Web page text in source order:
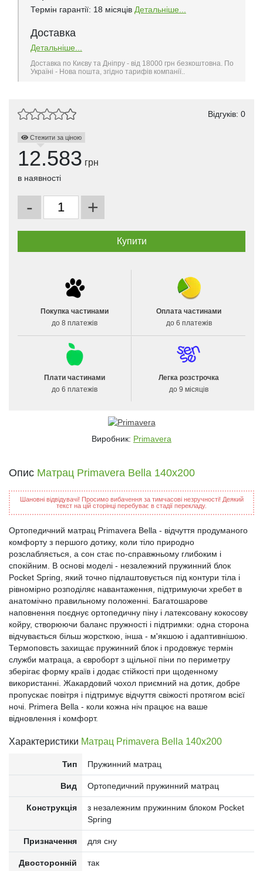
Термін гарантії: 18 місяців Детальніше...
Доставка
Детальніше...
Доставка по Києву та Дніпру - від 18000 грн безкоштовна. По
Україні - Нова пошта, згідно тарифів компанії..
Відгуків: 0
Стежити за ціною
12.583 грн
в наявності
- +
Покупка частинами
до 8 платежів
Оплата частинами
до 6 платежів
Плати частинами
до 6 платежів
Легка розстрочка
до 9 місяців
Виробник: Primavera
Опис Матрац Primavera Bella 140x200
Шановні відвідувачі! Просимо вибачення за тимчасові незручності! Деякий
текст на цій сторінці перебуває в стадії перекладу.
Ортопедичний матрац Primavera Bella - відчуття продуманого
комфорту з першого дотику, коли тіло природно
розслабляється, а сон стає по-справжньому глибоким і
спокійним. В основі моделі - незалежний пружинний блок
Pocket Spring, який точно підлаштовується під контури тіла і
рівномірно розподіляє навантаження, підтримуючи хребет в
анатомічно правильному положенні. Багатошарове
наповнення поєднує ортопедичну піну і латексовану кокосову
койру, створюючи баланс пружності і підтримки: одна сторона
відчувається більш жорсткою, інша - м'якшою і адаптивнішою.
Термоповсть захищає пружинний блок і продовжує термін
служби матраца, а євроборт з щільної піни по периметру
зберігає форму країв і додає стійкості при щоденному
використанні. Жакардовий чохол приємний на дотик, добре
пропускає повітря і підтримує відчуття свіжості протягом всієї
ночі. Primera Bella - коли кожна ніч працює на ваше
відновлення і комфорт.
Характеристики Матрац Primavera Bella 140x200
Тип Пружинний матрац
Вид Ортопедичний пружинний матрац
Конструкція
з незалежним пружинним блоком Pocket
Spring
Призначення для сну
Двосторонній
так